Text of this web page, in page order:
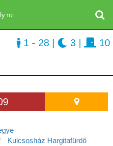
Kulcsosház Hargitafürdő
1 - 28 3 10